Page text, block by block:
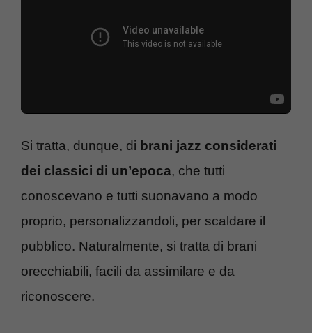
Si tratta, dunque, di brani jazz considerati
dei classici di un’epoca, che tutti
conoscevano e tutti suonavano a modo
proprio, personalizzandoli, per scaldare il
pubblico. Naturalmente, si tratta di brani
orecchiabili, facili da assimilare e da
riconoscere.